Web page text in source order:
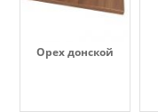
Орех донской